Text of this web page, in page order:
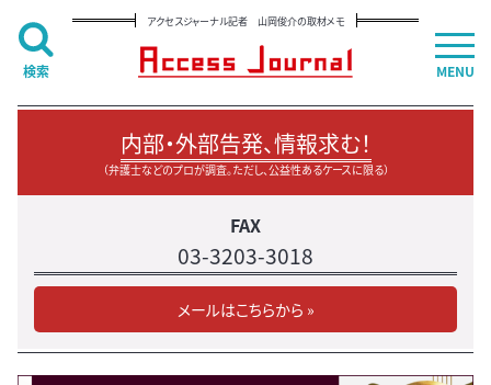
アクセスジャーナル記者 山岡俊介の取材メモ
内部・外部告発、情報求む！
（弁護士などのプロが調査。ただし、公益性あるケースに限る）
FAX
03-3203-3018
メールはこちらから »
MENU
検索